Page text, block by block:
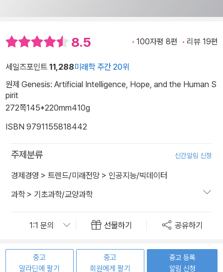
8.5 100자평 8편 리뷰 19편
세일즈포인트 11,288미래학 주간 20위
원제 Genesis: Artificial Intelligence, Hope, and the Human S
pirit
272쪽145*220mm410g
ISBN 9791155818442
주제분류 신간알림 신청
경제경영 > 트렌드/미래전망 > 인공지능/빅데이터
과학> 기초과학/교양과학
선물하기 공유하기
중고
알라딘에 팔기
중고
회원에게 팔기
중고 등록
알림 신청